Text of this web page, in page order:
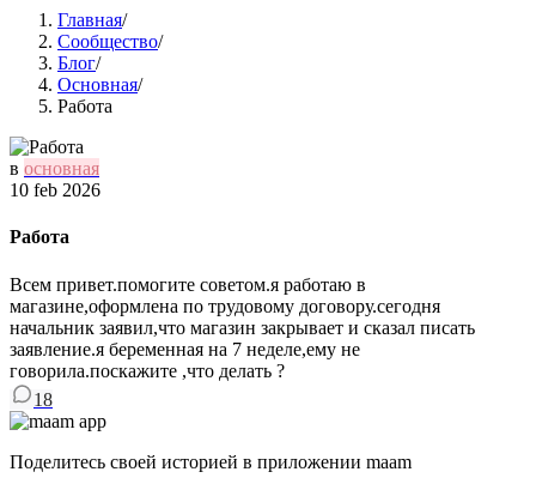
Главная/
Сообщество/
Блог/
Основная/
Работа
в основная
10 feb 2026
Работа
Всем привет.помогите советом.я работаю в
магазине,оформлена по трудовому договору.сегодня
начальник заявил,что магазин закрывает и сказал писать
заявление.я беременная на 7 неделе,ему не
говорила.поскажите ,что делать ?
18
Поделитесь своей историей в приложении maam